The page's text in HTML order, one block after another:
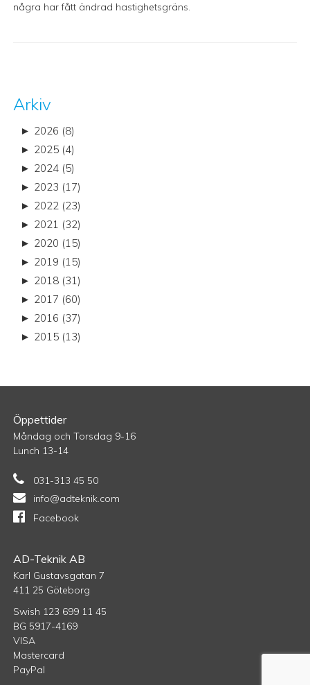
några har fått ändrad hastighetsgräns.
Arkiv
► 2026 (8)
► 2025 (4)
► 2024 (5)
► 2023 (17)
► 2022 (23)
► 2021 (32)
► 2020 (15)
► 2019 (15)
► 2018 (31)
► 2017 (60)
► 2016 (37)
► 2015 (13)
Öppettider
Måndag och Torsdag 9-16
Lunch 13-14
031-313 45 50
info@adteknik.com
Facebook
AD-Teknik AB
Karl Gustavsgatan 7
411 25 Göteborg
Swish 123 699 11 45
BG 5917-4169
VISA
Mastercard
PayPal